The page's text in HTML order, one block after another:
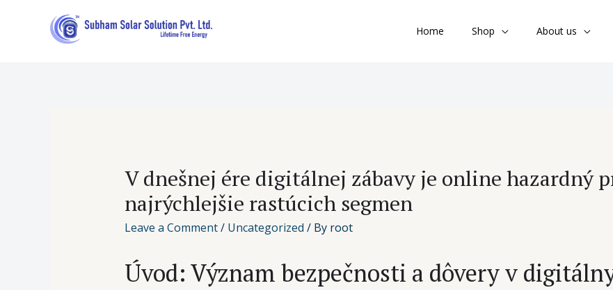
Home Shop About us
V dnešnej ére digitálnej zábavy je online hazardný
najrýchlejšie rastúcich segmen
Leave a Comment/ Uncategorized / By root
Úvod: Význam bezpečnosti a dôvery v